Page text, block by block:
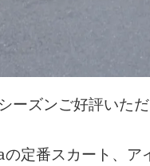
ーズンご好評いただ
定番スカート、ア